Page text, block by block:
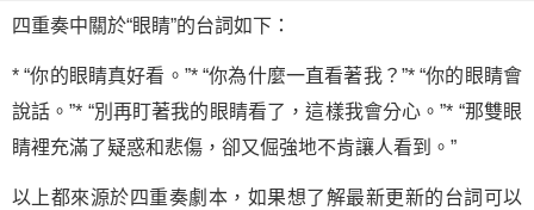
四重奏中關於“眼睛”的台詞如下：
* “你的眼睛真好看。”* “你為什麼一直看著我？”* “你的眼睛會
說話。”* “別再盯著我的眼睛看了，這樣我會分心。”* “那雙眼
睛裡充滿了疑惑和悲傷，卻又倔強地不肯讓人看到。”
以上都來源於四重奏劇本，如果想了解最新更新的台詞可以